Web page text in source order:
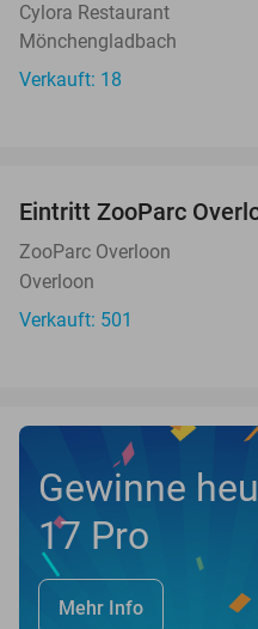
Cylora Restaurant
Mönchengladbach
Verkauft: 18
TODAY
Eintritt ZooParc
ZooParc Overloon
Overloon
Verkauft: 501
Gewinne
17 Pro
Mehr Info